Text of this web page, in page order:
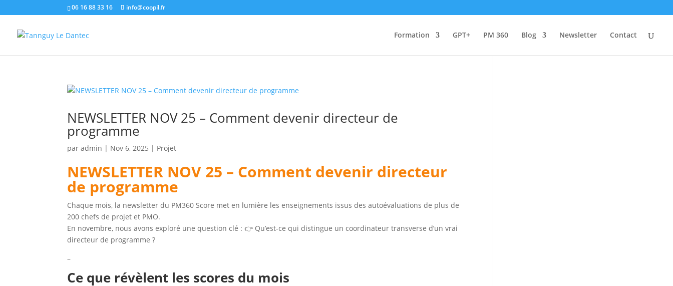
06 16 88 33 16 info@coopil.fr
Formation GPT+ PM 360 Blog Newsletter Contact
NEWSLETTER NOV 25 – Comment devenir directeur de
programme
paradmin | Nov 6, 2025 | Projet
NEWSLETTER NOV 25 – Comment devenir directeur
de programme
Chaque mois, la newsletter du PM360 Score met en lumière les enseignements issus des autoévaluations de plus de
200 chefs de projet et PMO.
En novembre, nous avons exploré une question clé : 👉 Qu’est-ce qui distingue un coordinateur transverse d’un vrai
directeur de programme ?
–
Ce que révèlent les scores du mois